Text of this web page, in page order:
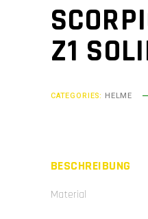
Z1
CATEGORIES: HELME
BESCHREIBUNG
Material